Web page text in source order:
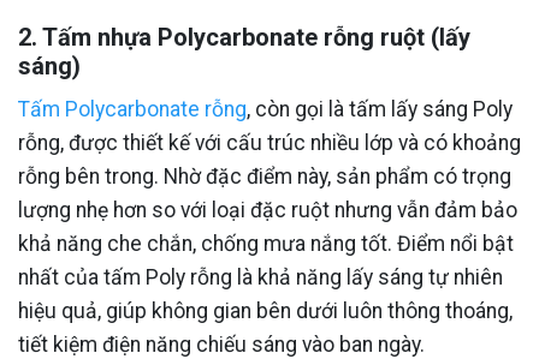
2. Tấm nhựa Polycarbonate rỗng ruột (lấy
sáng)
Tấm Polycarbonate rỗng, còn gọi là tấm lấy sáng Poly
rỗng, được thiết kế với cấu trúc nhiều lớp và có khoảng
rỗng bên trong. Nhờ đặc điểm này, sản phẩm có trọng
lượng nhẹ hơn so với loại đặc ruột nhưng vẫn đảm bảo
khả năng che chắn, chống mưa nắng tốt. Điểm nổi bật
nhất của tấm Poly rỗng là khả năng lấy sáng tự nhiên
hiệu quả, giúp không gian bên dưới luôn thông thoáng,
tiết kiệm điện năng chiếu sáng vào ban ngày.